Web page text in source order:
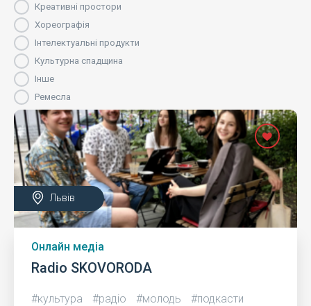
Креативні простори
Хореографія
Інтелектуальні продукти
Культурна спадщина
Інше
Ремесла
Львів
Онлайн медіа
Radio SKOVORODA
#культура #радіо #молодь
#подкасти